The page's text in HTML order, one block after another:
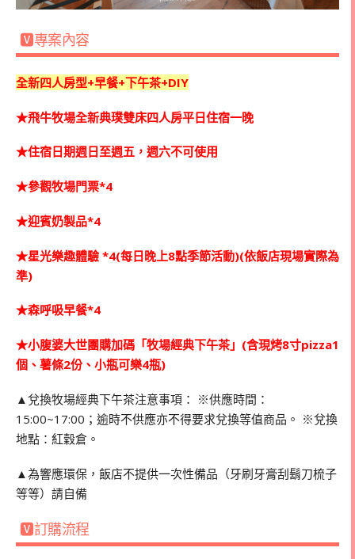
🆅專案內容
全新四人房型+早餐+下午茶+DIY
★飛牛牧場全新典璞雙床四人房平日住宿一晚
★住宿日期週日至週五，週六不可使用
★參觀牧場門票*4
★迎賓奶製品*4
★星光樂趣體驗 *4(每日晚上8點季節活動)(依飯店現場實際為
準)
★森呼吸早餐*4
★小腹婆大世團購加碼「牧場經典下午茶」(含現烤8寸pizza1
個、薯條2份、小瓶可樂4瓶)
▲兌換牧場經典下午茶注意事項： ※供應時間：
15:00~17:00；逾時不供應亦不得要求兌換等值商品。 ※兌換
地點：紅穀倉。
▲為響應環保，飯店不提供一次性備品（牙刷牙膏刮鬍刀梳子
等等）請自備
🆅訂購流程